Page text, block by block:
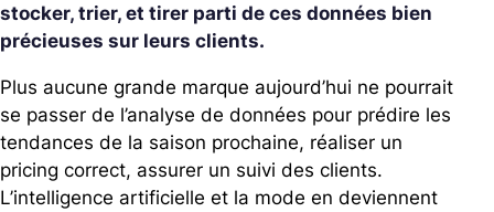
stocker, trier, et tirer parti de ces données bien
précieuses sur leurs clients.
Plus aucune grande marque aujourd’hui ne pourrait
se passer de l’analyse de données pour prédire les
tendances de la saison prochaine, réaliser un
pricing correct, assurer un suivi des clients.
L’intelligence artificielle et la mode en deviennent